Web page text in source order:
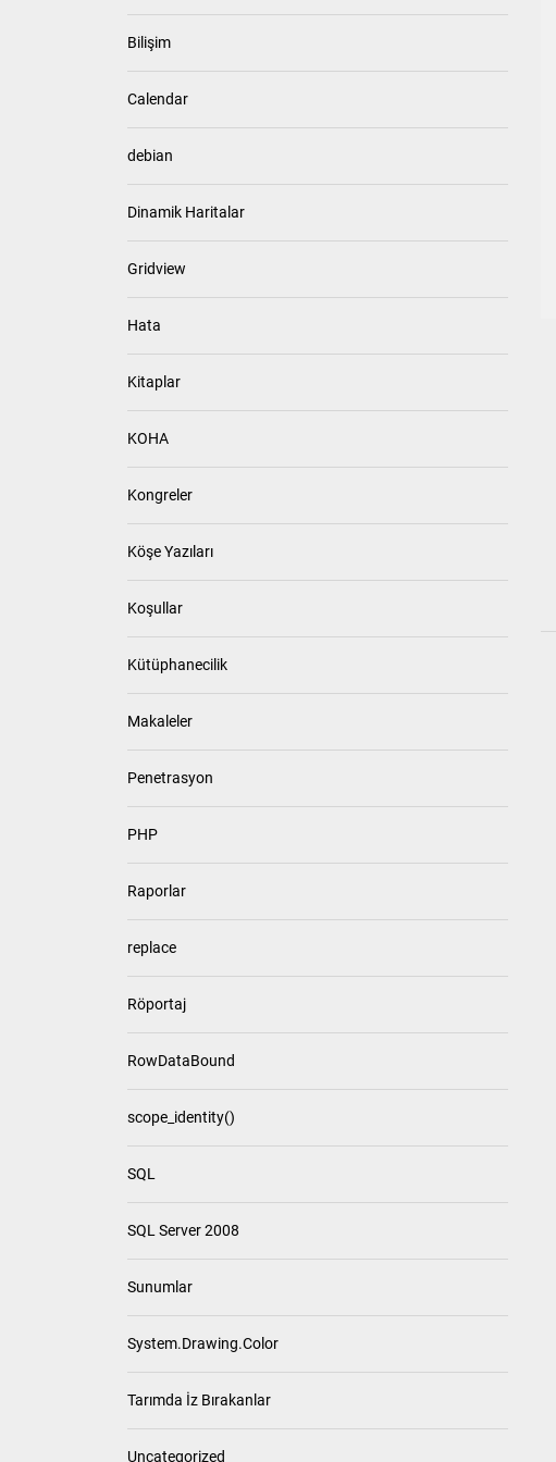
Bilişim
Calendar
debian
Dinamik Haritalar
Gridview
Hata
Kitaplar
KOHA
Kongreler
Köşe Yazıları
Koşullar
Kütüphanecilik
Makaleler
Penetrasyon
PHP
Raporlar
replace
Röportaj
RowDataBound
scope_identity()
SQL
SQL Server 2008
Sunumlar
System.Drawing.Color
Tarımda İz Bırakanlar
Uncategorized